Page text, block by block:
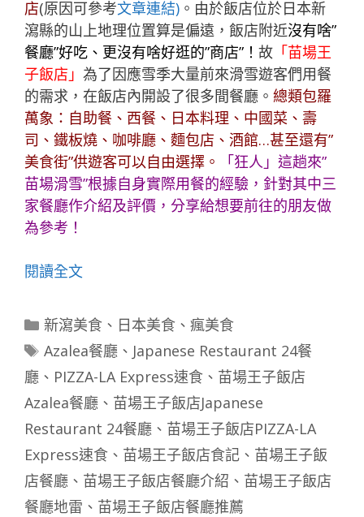
店(原因可參考文章連結) 。由於飯店位於日本新
瀉縣的山上地理位置算是偏遠，飯店附近沒有啥”
餐廳”好吃、更沒有啥好逛的”商店”！ 故 「苗場王
子飯店」 為了因應雪季大量前來滑雪遊客們用餐
的需求，在飯店內開設了很多間餐廳。 總類包羅
萬象：自助餐、西餐、日本料理、中國菜、壽
司、鐵板燒、咖啡廳、麵包店、酒館…甚至還有”
美食街”供遊客可以自由選擇。
「狂人 」這趟來”
苗場滑雪”根據自身實際用餐的經驗，針對其中三
家餐廳作介紹及評價，分享給想要前往的朋友做
為參考！
閱讀全文
分
類
新瀉美食、 日本美食、 瘋美食
標
籤
Azalea餐廳、 Japanese Restaurant 24餐
廳 、 PIZZA-LA Express速食 、 苗場王子飯店
Azalea餐廳 、 苗場王子飯店Japanese
Restaurant 24餐廳 、 苗場王子飯店PIZZA-LA
Express速食 、 苗場王子飯店食記 、 苗場王子飯
店餐廳 、 苗場王子飯店餐廳介紹 、 苗場王子飯店
餐廳地雷 、 苗場王子飯店餐廳推薦